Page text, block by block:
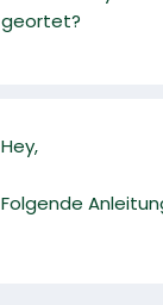
geortet?
Hey,
Folgende